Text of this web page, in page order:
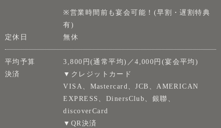
※営業時間前も宴会可能！(早割・遅割特典
有)
定休日
無休
平均予算
3,800円(通常平均)／4,000円(宴会平均)
決済
▼クレジットカード
VISA、Mastercard、JCB、AMERICAN
EXPRESS、DinersClub、銀聯、
discoverCard
▼QR決済